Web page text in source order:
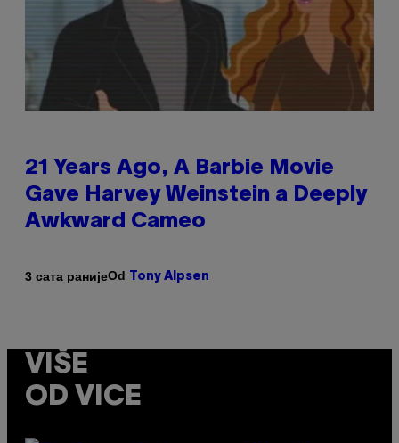
21 Years Ago, A Barbie Movie
Gave Harvey Weinstein a Deeply
Awkward Cameo
3 сата ранијеOd Tony Alpsen
VIŠE
OD VICE